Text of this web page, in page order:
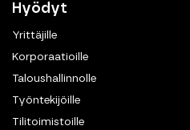
Hyödyt
Yrittäjille
Korporaatioille
Taloushallinnolle
Työntekijöille
Tilitoimistoille